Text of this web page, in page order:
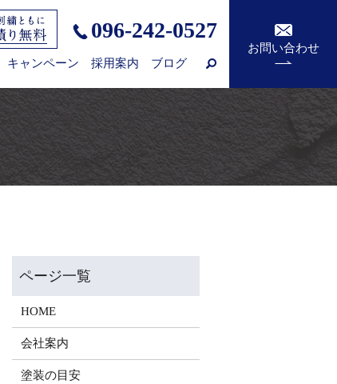
096-242-0527
キャンペーン 採用案内 ブログ
お問い合わせ
HOME
会社案内
塗装の目安